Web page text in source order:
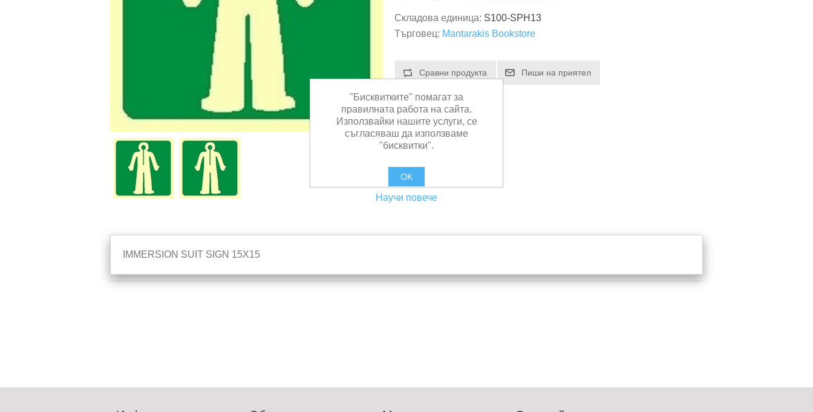
Складова единица: S100-SPH13
Търговец: Mantarakis Bookstore
IMMERSION SUIT SIGN 15X15
"Бисквитките" помагат за
правилната работа на сайта.
Използвайки нашите услуги, се
съгласяваш да използваме
"бисквитки".
OK
Научи повече